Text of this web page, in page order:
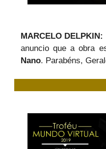
MARCELO DELPKIN:
anuncio que a obra
Nano. Parabéns,